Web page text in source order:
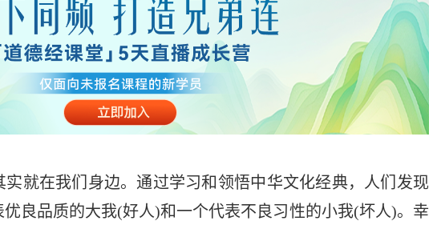
在我们身边。通过学习和领悟中华文化经典，人们发现
良品质的大我(好人)和一个代表不良习性的小我(坏人)。幸